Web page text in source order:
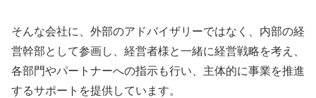
そんな会社に、外部のアドバイザリーではなく、内部の経
営幹部として参画し、経営者様と一緒に経営戦略を考え、
各部門やパートナーへの指示も行い、主体的に事業を推進
するサポートを提供しています。